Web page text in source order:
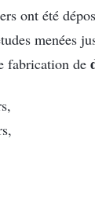
ont été
menées
fabrication de